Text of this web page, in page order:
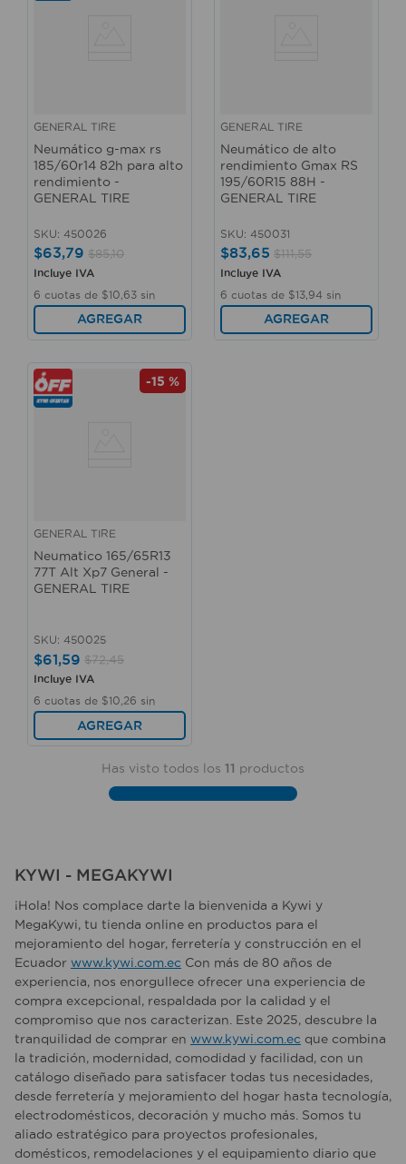
GENERAL TIRE
Neumático g-max rs
185/60r14 82h para alto
rendimiento -
GENERAL TIRE
SKU: 450026
$63,79 $85,10
Incluye IVA
6 cuotas de $10 63 sin
interés
AGREGAR
GENERAL TIRE
Neumático de alto
rendimiento Gmax RS
195/60R15 88H -
GENERAL TIRE
SKU: 450031
$83,65 $111,55
Incluye IVA
6 cuotas de $13 94 sin
interés
AGREGAR
-15 %
GENERAL TIRE
Neumatico 165/65R13
77T Alt Xp7 General -
GENERAL TIRE
SKU: 450025
$61,59 $72,45
Incluye IVA
6 cuotas de $10 26 sin
interés
AGREGAR
Has visto todos los 11 productos
KYWI - MEGAKYWI
¡Hola! Nos complace darte la bienvenida a Kywi y
MegaKywi, tu tienda online en productos para el
mejoramiento del hogar, ferretería y construcción en el
Ecuador www.kywi.com.ec Con más de 80 años de
experiencia, nos enorgullece ofrecer una experiencia de
compra excepcional, respaldada por la calidad y el
compromiso que nos caracterizan. Este 2025, descubre la
tranquilidad de comprar en www.kywi.com.ec que combina
la tradición, modernidad, comodidad y facilidad, con un
catálogo diseñado para satisfacer todas tus necesidades,
desde ferretería y mejoramiento del hogar hasta tecnología,
electrodomésticos, decoración y mucho más. Somos tu
aliado estratégico para proyectos profesionales,
domésticos, remodelaciones y el equipamiento diario que